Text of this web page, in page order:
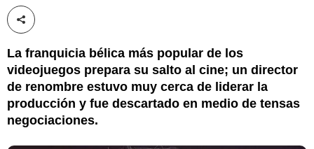
Compartir esta noticia
La franquicia bélica más popular de los
videojuegos prepara su salto al cine; un director
de renombre estuvo muy cerca de liderar la
producción y fue descartado en medio de tensas
negociaciones.